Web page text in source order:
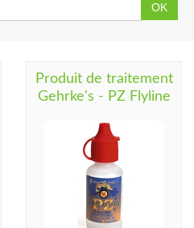
OK
Produit de traitement
Gehrke's - PZ Flyline